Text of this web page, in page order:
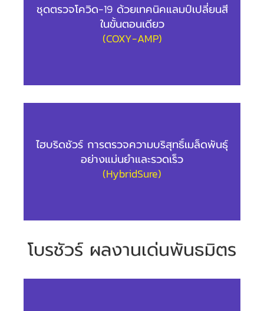
ชุดตรวจโควิด-19 ด้วยเทคนิคแลมป์เปลี่ยนสี
ในขั้นตอนเดียว
(COXY-AMP)
ไฮบริดชัวร์ การตรวจความบริสุทธิ์เมล็ดพันธุ์
อย่างแม่นยำและรวดเร็ว
(HybridSure)
โบรชัวร์ ผลงานเด่นพันธมิตร